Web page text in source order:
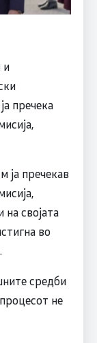
и
пречека
ја пречекав
својата
во
средби
не